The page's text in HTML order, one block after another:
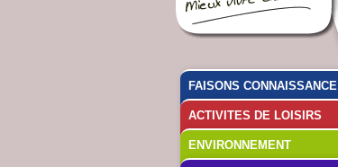
FAISONS CONNAISSANCE
ACTIVITES DE LOISIRS
ENVIRONNEMENT